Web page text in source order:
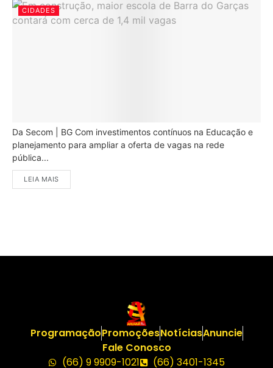
CIDADES
Da Secom | BG Com investimentos contínuos na Educação e
planejamento para ampliar a oferta de vagas na rede
pública...
LEIA MAIS
ProgramaçãoPromoçõesNotíciasAnuncie
Fale Conosco
(66) 9 9909-1021
(66) 3401-1345